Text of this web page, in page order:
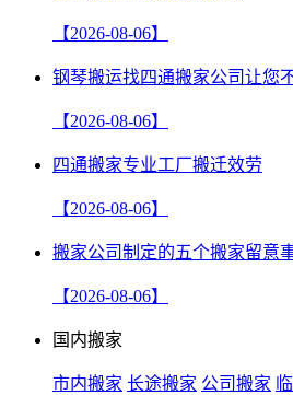
【2026-08-06】
钢琴搬运找四通搬家公司让您
【2026-08-06】
四通搬家专业工厂搬迁效劳
【2026-08-06】
搬家公司制定的五个搬家留意
【2026-08-06】
国内搬家
市内搬家 长途搬家 公司搬家